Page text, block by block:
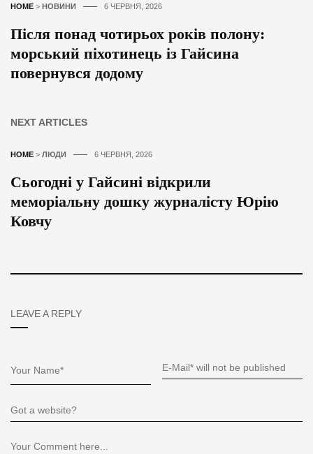
HOME > НОВИНИ 6 ЧЕРВНЯ, 2026
Після понад чотирьох років полону:
морський піхотинець із Гайсина
повернувся додому
NEXT ARTICLES
HOME > ЛЮДИ 6 ЧЕРВНЯ, 2026
Сьогодні у Гайсині відкрили
меморіальну дошку журналісту Юрію
Ковчу
LEAVE A REPLY